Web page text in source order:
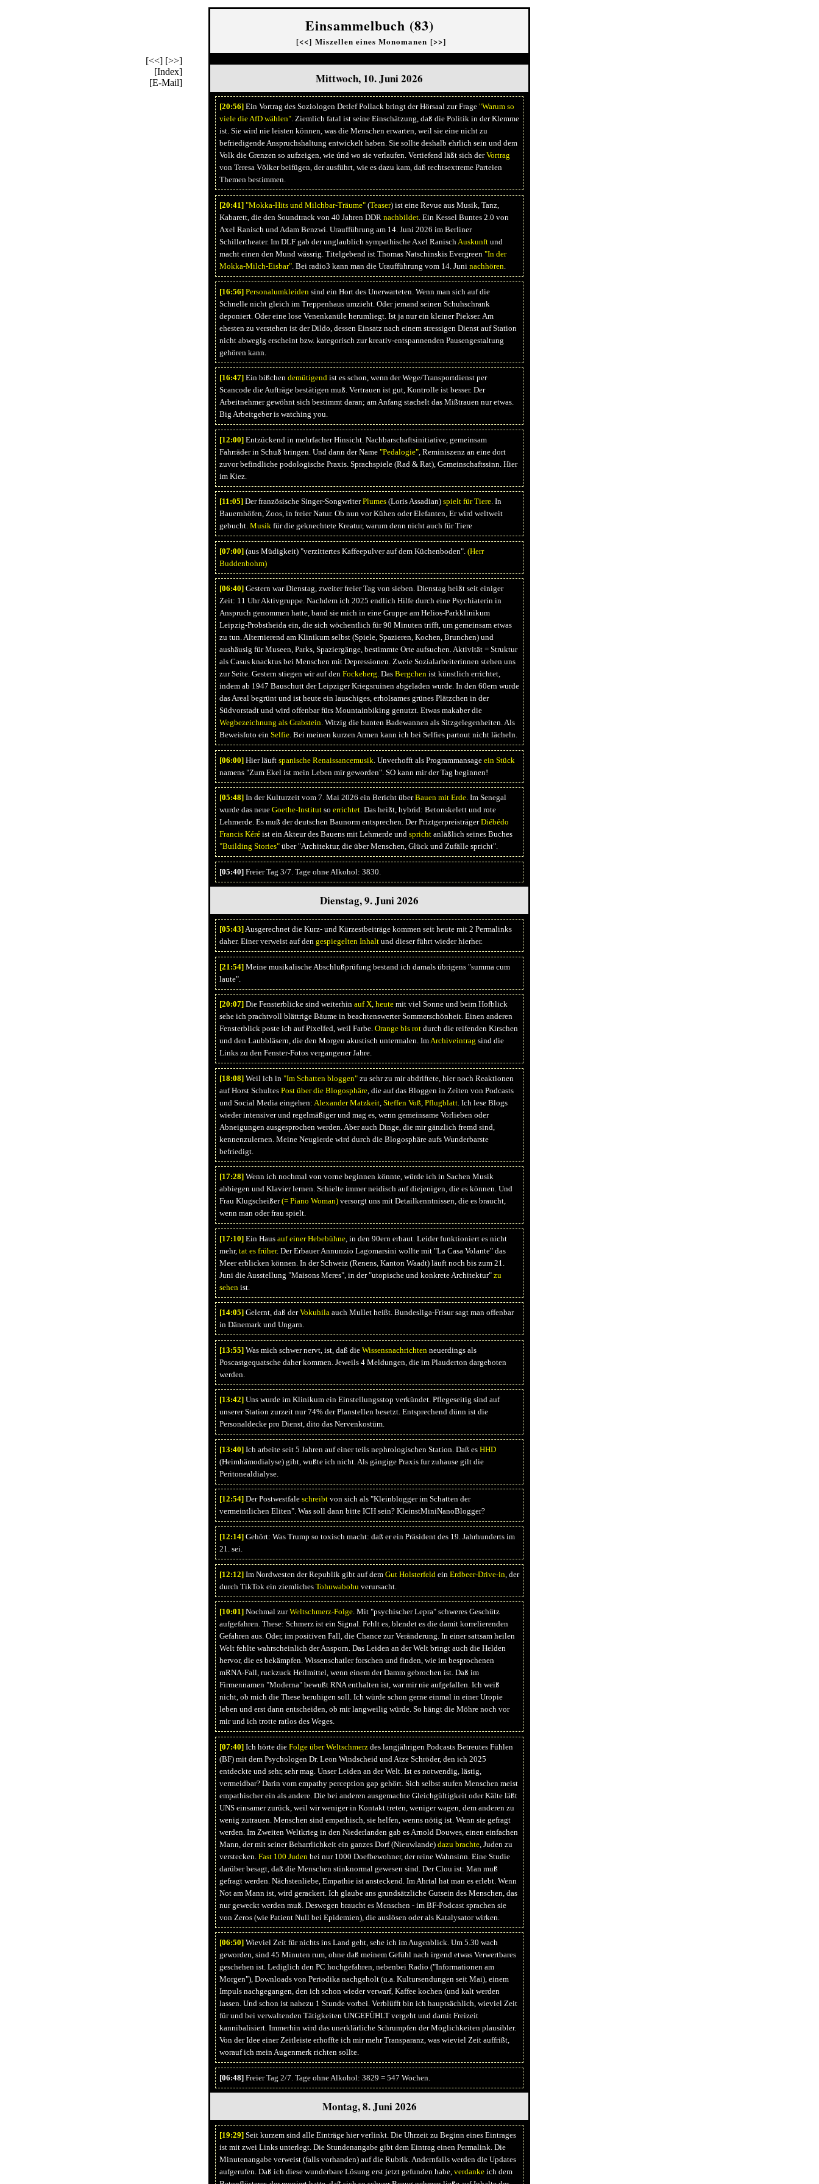
[<<] [>>]
[Index]
[E-Mail]
Einsammelbuch (83)
[<<] Miszellen eines Monomanen [>>]
Mittwoch, 10. Juni 2026
[20:56]Ein Vortrag des Soziologen Detlef Pollack bringt der Hörsaal zur Frage "Warum so
viele die AfD wählen". Ziemlich fatal ist seine Einschätzung, daß die Politik in der Klemme
ist. Sie wird nie leisten können, was die Menschen erwarten, weil sie eine nicht zu
befriedigende Anspruchshaltung entwickelt haben. Sie sollte deshalb ehrlich sein und dem
Volk die Grenzen so aufzeigen, wie únd wo sie verlaufen. Vertiefend läßt sich derVortrag
von Teresa Völker beifügen, der ausführt, wie es dazu kam, daß rechtsextreme Parteien
Themen bestimmen.
[20:41] "Mokka-Hits und Milchbar-Träume"(Teaser) ist eine Revue aus Musik, Tanz,
Kabarett, die den Soundtrack von 40 Jahren DDR nachbildet. Ein Kessel Buntes 2.0 von
Axel Ranisch und Adam Benzwi. Uraufführung am 14. Juni 2026 im Berliner
Schillertheater. Im DLF gab der unglaublich sympathische Axel Ranisch Auskunftund
macht einen den Mund wässrig. Titelgebend ist Thomas Natschinskis Evergreen "In der
Mokka-Milch-Eisbar". Bei radio3 kann man die Uraufführung vom 14. Juni nachhören
[16:56] Personalumkleiden sind ein Hort des Unerwarteten. Wenn man sich auf die
Schnelle nicht gleich im Treppenhaus umzieht. Oder jemand seinen Schuhschrank
deponiert. Oder eine lose Venenkanüle herumliegt. Ist ja nur ein kleiner Piekser. Am
ehesten zu verstehen ist der Dildo, dessen Einsatz nach einem stressigen Dienst auf Station
nicht abwegig erscheint bzw. kategorisch zur kreativ-entspannenden Pausengestaltung
gehören kann.
[16:47]Ein bißchen demütigendist es schon, wenn der Wege/Transportdienst per
Scancode die Aufträge bestätigen muß. Vertrauen ist gut, Kontrolle ist besser. Der
Arbeitnehmer gewöhnt sich bestimmt daran; am Anfang stachelt das Mißtrauen nur etwas.
Big Arbeitgeber is watching you.
[12:00]Entzückend in mehrfacher Hinsicht. Nachbarschaftsinitiative, gemeinsam
Fahrräder in Schuß bringen. Und dann der Name "Pedalogie", Reminiszenz an eine dort
zuvor befindliche podologische Praxis. Sprachspiele (Rad & Rat), Gemeinschaftssinn. Hier
im Kiez.
[11:05]Der französische Singer-SongwriterPlumes(Loris Assadian) spielt für Tiere. In
Bauernhöfen, Zoos, in freier Natur. Ob nun vor Kühen oder Elefanten, Er wird weltweit
gebucht. Musikfür die geknechtete Kreatur, warum denn nicht auch für Tiere
[07:00](aus Müdigkeit) "verzittertes Kaffeepulver auf dem Küchenboden". (Herr
Buddenbohm)
[06:40]Gestern war Dienstag, zweiter freier Tag von sieben. Dienstag heißt seit einiger
Zeit: 11 Uhr Aktivgruppe. Nachdem ich 2025 endlich Hilfe durch eine Psychiaterin in
Anspruch genommen hatte, band sie mich in eine Gruppe am Helios-Parkklinikum
Leipzig-Probstheida ein, die sich wöchentlich für 90 Minuten trifft, um gemeinsam etwas
zu tun. Alternierend am Klinikum selbst (Spiele, Spazieren, Kochen, Brunchen) und
aushäusig für Museen, Parks, Spaziergänge, bestimmte Orte aufsuchen. Aktivität = Struktur
als Casus knacktus bei Menschen mit Depressionen. Zweie Sozialarbeiterinnen stehen uns
zur Seite. Gestern stiegen wir auf den Fockeberg. Das Bergchenist künstlich errichtet,
indem ab 1947 Bauschutt der Leipziger Kriegsruinen abgeladen wurde. In den 60ern wurde
das Areal begrünt und ist heute ein lauschiges, erholsames grünes Plätzchen in der
Südvorstadt und wird offenbar fürs Mountainbiking genutzt. Etwas makaber die
Wegbezeichnung als Grabstein. Witzig die bunten Badewannen als Sitzgelegenheiten. Als
Beweisfoto ein Selfie. Bei meinen kurzen Armen kann ich bei Selfies partout nicht lächeln.
[06:00]Hier läuft spanische Renaissancemusik . Unverhofft als Programmansage ein Stück
namens "Zum Ekel ist mein Leben mir geworden". SO kann mir der Tag beginnen!
[05:48]In der Kulturzeit vom 7. Mai 2026 ein Bericht überBauen mit Erde. Im Senegal
wurde das neue Goethe-Institutso errichtet. Das heißt, hybrid: Betonskelett und rote
Lehmerde. Es muß der deutschen Baunorm entsprechen. Der PriztgerpreisträgerDiébédo
Francis Kéréist ein Akteur des Bauens mit Lehmerde und sprichtanläßlich seines Buches
"Building Stories"über "Architektur, die über Menschen, Glück und Zufälle spricht".
[05:40]Freier Tag 3/7. Tage ohne Alkohol: 3830.
Dienstag, 9. Juni 2026
[05:43]Ausgerechnet die Kurz- und Kürzestbeiträge kommen seit heute mit 2 Permalinks
daher. Einer verweist auf den gespiegelten Inhaltund dieser führt wieder hierher.
[21:54]Meine musikalische Abschlußprüfung bestand ich damals übrigens "summa cum
laute".
[20:07]Die Fensterblicke sind weiterhin auf X, heutemit viel Sonne und beim Hofblick
sehe ich prachtvoll blättrige Bäume in beachtenswerter Sommerschönheit. Einen anderen
Fensterblick poste ich auf Pixelfed, weil Farbe. Orange bis rotdurch die reifenden Kirschen
und den Laubbläsern, die den Morgen akustisch untermalen. ImArchiveintrag sind die
Links zu den Fenster-Fotos vergangener Jahre.
[18:08]Weil ich in "Im Schatten bloggen"zu sehr zu mir abdriftete, hier noch Reaktionen
auf Horst Schultes Post über die Blogosphäre, die auf das Bloggen in Zeiten von Podcasts
und Social Media eingehen: Alexander Matzkeit, Steffen Voß Pflugblatt. Ich lese Blogs
wieder intensiver und regelmäßiger und mag es, wenn gemeinsame Vorlieben oder
Abneigungen ausgesprochen werden. Aber auch Dinge, die mir gänzlich fremd sind,
kennenzulernen. Meine Neugierde wird durch die Blogosphäre aufs Wunderbarste
befriedigt.
[17:28]Wenn ich nochmal von vorne beginnen könnte, würde ich in Sachen Musik
abbiegen und Klavier lernen. Schielte immer neidisch auf diejenigen, die es können. Und
Frau Klugscheißer(= Piano Woman)versorgt uns mit Detailkenntnissen, die es braucht,
wenn man oder frau spielt.
[17:10]Ein Haus auf einer Hebebühne, in den 90ern erbaut. Leider funktioniert es nicht
mehr, tat es früher. Der Erbauer Annunzio Lagomarsini wollte mit "La Casa Volante" das
Meer erblicken können. In der Schweiz (Renens, Kanton Waadt) läuft noch bis zum 21.
Juni die Ausstellung "Maisons Meres", in der "utopische und konkrete Architektur" zu
sehen ist.
[14:05]Gelernt, daß derVokuhilaauch Mullet heißt. Bundesliga-Frisur sagt man offenbar
in Dänemark und Ungarn.
[13:55]Was mich schwer nervt, ist, daß die Wissensnachrichten neuerdings als
Poscastgequatsche daher kommen. Jeweils 4 Meldungen, die im Plauderton dargeboten
werden.
[13:42]Uns wurde im Klinikum ein Einstellungsstop verkündet. Pflegeseitig sind auf
unserer Station zurzeit nur 74% der Planstellen besetzt. Entsprechend dünn ist die
Personaldecke pro Dienst, dito das Nervenkostüm.
[13:40]Ich arbeite seit 5 Jahren auf einer teils nephrologischen Station. Daß es HHD
(Heimhämodialyse) gibt, wußte ich nicht. Als gängige Praxis fur zuhause gilt die
Peritonealdialyse.
[12:54]Der Postwestfale schreibtvon sich als "Kleinblogger im Schatten der
vermeintlichen Eliten". Was soll dann bitte ICH sein? KleinstMiniNanoBlogger?
[12:14]Gehört: Was Trump so toxisch macht: daß er ein Präsident des 19. Jahrhunderts im
21. sei.
[12:12]Im Nordwesten der Republik gibt auf dem Gut Holsterfeld ein Erdbeer-Drive-in , der
durch TikTok ein ziemliches Tohuwabohu verursacht.
[10:01]Nochmal zurWeltschmerz-Folge. Mit "psychischer Lepra" schweres Geschütz
aufgefahren. These: Schmerz ist ein Signal. Fehlt es, blendet es die damit korrelierenden
Gefahren aus. Oder, im positiven Fall, die Chance zur Veränderung. In einer sattsam heilen
Welt fehlte wahrscheinlich der Ansporn. Das Leiden an der Welt bringt auch die Helden
hervor, die es bekämpfen. Wissenschatler forschen und finden, wie im besprochenen
mRNA-Fall, ruckzuck Heilmittel, wenn einem der Damm gebrochen ist. Daß im
Firmennamen "Moderna" bewußt RNA enthalten ist, war mir nie aufgefallen. Ich weiß
nicht, ob mich die These beruhigen soll. Ich würde schon gerne einmal in einer Uropie
leben und erst dann entscheiden, ob mir langweilig würde. So hängt die Möhre noch vor
mir und ich trotte ratlos des Weges.
[07:40]Ich hörte die Folge über Weltschmerzdes langjährigen Podcasts Betreutes Fühlen
(BF) mit dem Psychologen Dr. Leon Windscheid und Atze Schröder, den ich 2025
entdeckte und sehr, sehr mag. Unser Leiden an der Welt. Ist es notwendig, lästig,
vermeidbar? Darin vom empathy perception gap gehört. Sich selbst stufen Menschen meist
empathischer ein als andere. Die bei anderen ausgemachte Gleichgültigkeit oder Kälte läßt
UNS einsamer zurück, weil wir weniger in Kontakt treten, weniger wagen, dem anderen zu
wenig zutrauen. Menschen sind empathisch, sie helfen, wenns nötig ist. Wenn sie gefragt
werden. Im Zweiten Weltkrieg in den Niederlanden gab es Arnold Douwes, einen einfachen
Mann, der mit seiner Beharrlichkeit ein ganzes Dorf (Nieuwlande) dazu brachte, Juden zu
verstecken. Fast 100 Juden bei nur 1000 Doefbewohner, der reine Wahnsinn. Eine Studie
darüber besagt, daß die Menschen stinknormal gewesen sind. Der Clou ist: Man muß
gefragt werden. Nächstenliebe, Empathie ist ansteckend. Im Ahrtal hat man es erlebt. Wenn
Not am Mann ist, wird gerackert. Ich glaube ans grundsätzliche Gutsein des Menschen, das
nur geweckt werden muß. Deswegen braucht es Menschen - im BF-Podcast sprachen sie
von Zeros (wie Patient Null bei Epidemien), die auslösen oder als Katalysator wirken.
[06:50]Wieviel Zeit für nichts ins Land geht, sehe ich im Augenblick. Um 5.30 wach
geworden, sind 45 Minuten rum, ohne daß meinem Gefühl nach irgend etwas Verwertbares
geschehen ist. Lediglich den PC hochgefahren, nebenbei Radio ("Informationen am
Morgen"), Downloads von Periodika nachgeholt (u.a. Kultursendungen seit Mai), einem
Impuls nachgegangen, den ich schon wieder verwarf, Kaffee kochen (und kalt werden
lassen. Und schon ist nahezu 1 Stunde vorbei. Verblüfft bin ich hauptsächlich, wieviel Zeit
für und bei verwaltenden Tätigkeiten UNGEFÜHLT vergeht und damit Freizeit
kannibalisiert. Immerhin wird das unerklärliche Schrumpfen der Möglichkeiten plausibler.
Von der Idee einer Zeitleiste erhoffte ich mir mehr Transparanz, was wieviel Zeit auffrißt,
worauf ich mein Augenmerk richten sollte.
[06:48]Freier Tag 2/7. Tage ohne Alkohol: 3829 = 547 Wochen.
Montag, 8. Juni 2026
[19:29]Seit kurzem sind alle Einträge hier verlinkt. Die Uhrzeit zu Beginn eines Eintrages
ist mit zwei Links unterlegt. Die Stundenangabe gibt dem Eintrag einen Permalink. Die
Minutenangabe verweist (falls vorhanden) auf die Rubrik. Andernfalls werden die Updates
aufgerufen. Daß ich diese wunderbare Lösung erst jetzt gefunden habe, verdankeich dem